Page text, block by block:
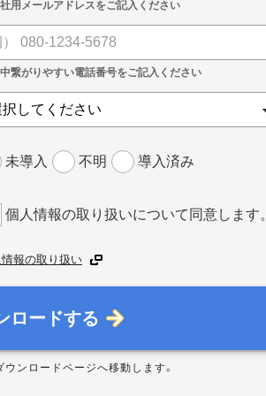
未導入 不明 導入済み
個人情報の取り扱いについて同意します。
報の取り扱い
ロードする
ウンロードページへ移動します。